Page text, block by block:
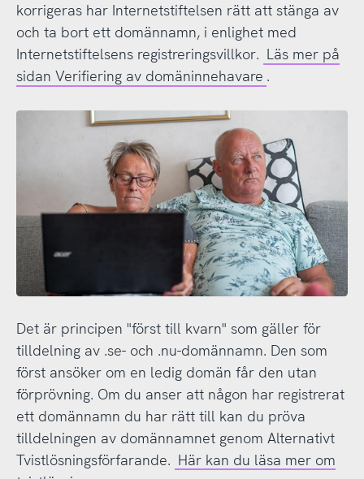
korrigeras har Internetstiftelsen rätt att stänga av
och ta bort ett domännamn, i enlighet med
Internetstiftelsens registreringsvillkor. Läs mer på
sidan Verifiering av domäninnehavare .
Det är principen "först till kvarn" som gäller för
tilldelning av .se- och .nu-domännamn. Den som
först ansöker om en ledig domän får den utan
förprövning. Om du anser att någon har registrerat
ett domännamn du har rätt till kan du pröva
tilldelningen av domännamnet genom Alternativt
Tvistlösningsförfarande. Här kan du läsa mer om